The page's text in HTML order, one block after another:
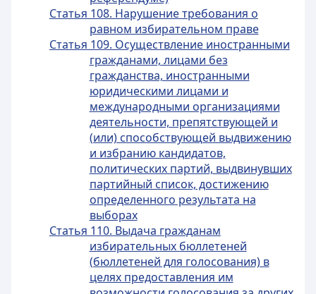
Статья 108. Нарушение требования о
равном избирательном праве
Статья 109. Осуществление иностранными
гражданами, лицами без
гражданства, иностранными
юридическими лицами и
международными организациями
деятельности, препятствующей и
(или) способствующей выдвижению
и избранию кандидатов,
политических партий, выдвинувших
партийный список, достижению
определенного результата на
выборах
Статья 110. Выдача гражданам
избирательных бюллетеней
(бюллетеней для голосования) в
целях предоставления им